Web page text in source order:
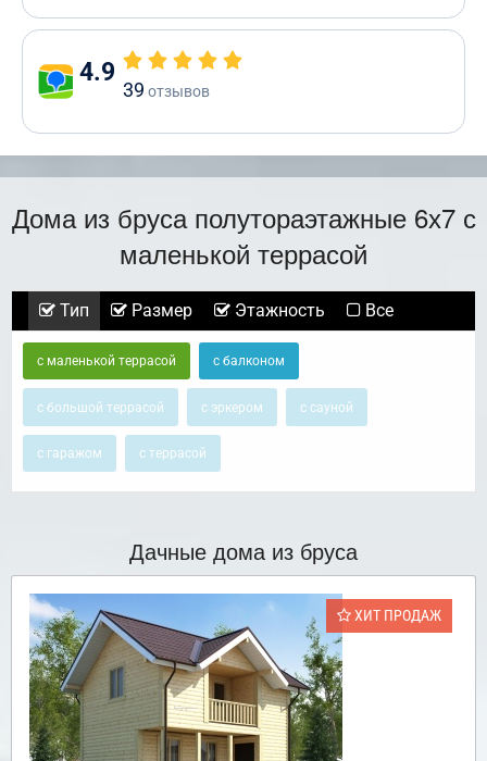
4.9
39 отзывов
Дома из бруса полутораэтажные 6х7 с
маленькой террасой
Тип Размер Этажность Все
с маленькой террасой с балконом
с большой террасой с эркером с сауной
с гаражом с террасой
Дачные дома из бруса
ХИТ ПРОДАЖ